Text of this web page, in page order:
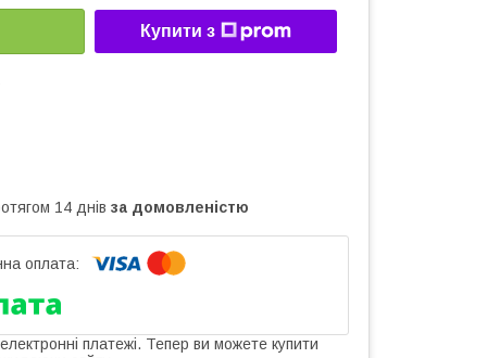
Купити з
14 днів за домовленістю
платежі. Тепер ви можете купити